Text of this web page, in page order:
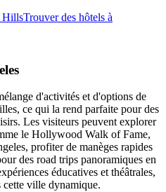
HillsTrouver des hôtels à
d'activités et d'options de
ce qui la rend parfaite pour des
Les visiteurs peuvent explorer
le Hollywood Walk of Fame,
profiter de manèges rapides
des road trips panoramiques en
éducatives et théâtrales,
cette ville dynamique.